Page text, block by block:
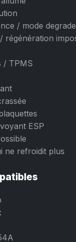
/ mode degrade
régénération
/ TPMS
ESP
ne refroidit plus